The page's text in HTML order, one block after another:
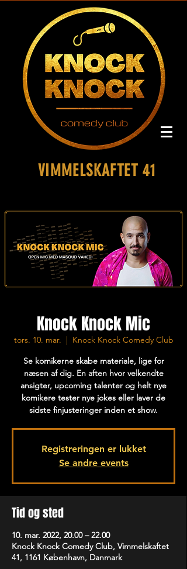
VIMMELSKAFTET 41
Knock Knock Mic
tors. 10. mar.
  |
Knock Knock Comedy Club
Se komikerne skabe materiale, lige for
næsen af dig. En aften hvor velkendte
ansigter, upcoming talenter og helt nye
komikere tester nye jokes eller laver de
sidste finjusteringer inden et show.
Registreringen er lukket
Se andre events
Tid og sted
10. mar. 2022, 20.00 – 22.00
Knock Knock Comedy Club, Vimmelskaftet
41, 1161 København, Danmark